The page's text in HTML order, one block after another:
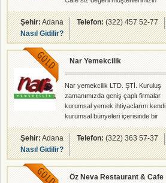
hizmetindedir.
Şehir:Adana Telefon:(322) 457 52-77
Nasıl Gidilir?
Nar Yemekcilik
Nar yemekcilik LTD. ŞTİ. Kuruluş
zamanımızda geniş çaplı firmalar
kurumsal yemek ihtiyaclarını kendi
kurumsal bünyeleri içerisinde bir
veya iki personel karşılıyorlardı.
Küçük ve orta çaplı firmalar ise
ihtiyaçları olan yemeğin yeni
kurulmakta olan tabldot
firmalarından veya çevredeki
lokantalardan temin ediyorlardı
Şehir:Adana Telefon:(322) 363 57-37
Nasıl Gidilir?
Öz Neva Restaurant & Cafe